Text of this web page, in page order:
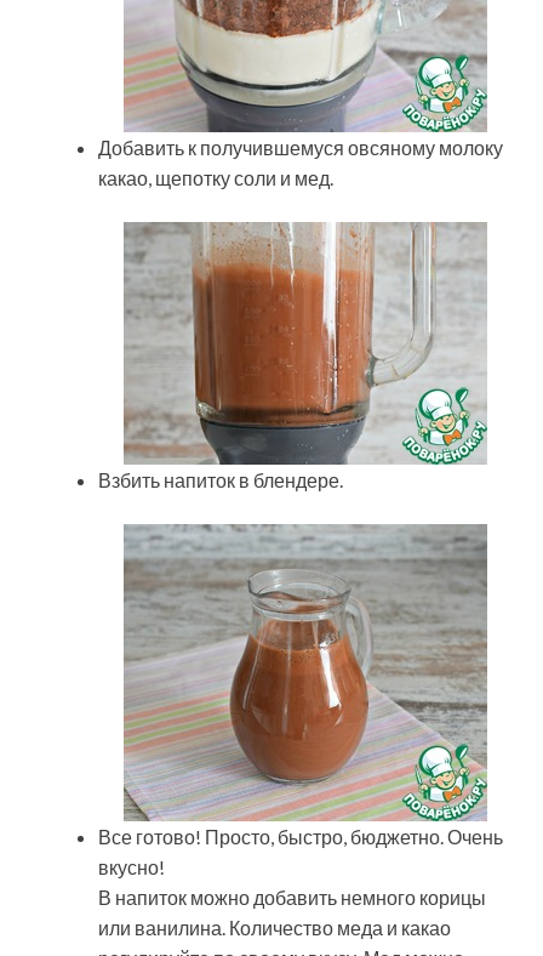
Добавить к получившемуся овсяному молоку
какао, щепотку соли и мед.
Взбить напиток в блендере.
Все готово! Просто, быстро, бюджетно. Очень
вкусно!
В напиток можно добавить немного корицы
или ванилина. Количество меда и какао